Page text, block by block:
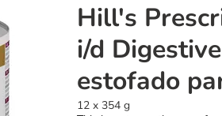
Hill's
i/d
estofado
12 x 354 g